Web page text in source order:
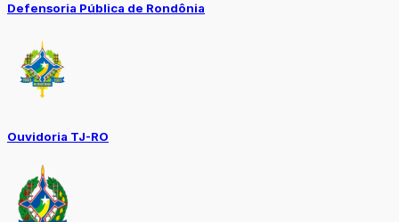
Defensoria Pública de Rondônia
Ouvidoria TJ-RO